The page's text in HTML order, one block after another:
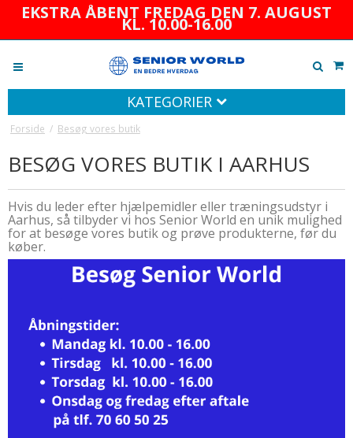
EKSTRA ÅBENT FREDAG DEN 7. AUGUST
KL. 10.00-16.00
KATEGORIER
Forside / Besøg vores butik
BESØG VORES BUTIK I AARHUS
Hvis du leder efter hjælpemidler eller træningsudstyr i
Aarhus, så tilbyder vi hos Senior World en unik mulighed
for at besøge vores butik og prøve produkterne, før du
køber.